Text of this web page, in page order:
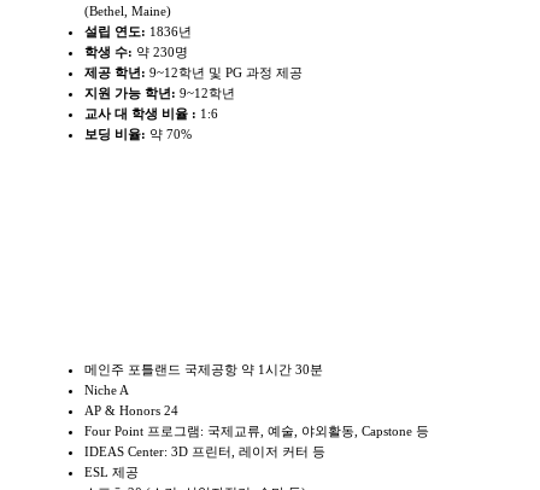
(Bethel, Maine)
설립 연도: 1836년
학생 수: 약 230명
제공 학년:9~12학년 및 PG 과정 제공
지원 가능 학년:9~12학년
교사 대 학생 비율 : 1:6
보딩 비율: 약 70%
메인주 포틀랜드 국제공항 약 1시간 30분
Niche A
AP & Honors 24
Four Point 프로그램: 국제교류, 예술, 야외활동, Capstone 등
IDEAS Center: 3D 프린터, 레이저 커터 등
ESL 제공